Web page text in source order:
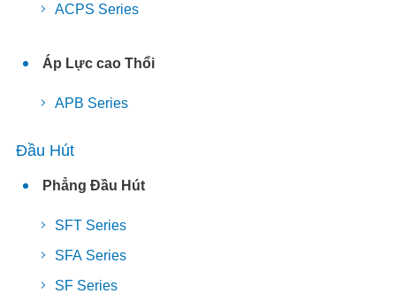
ACPS Series
Áp Lực cao Thổi
APB Series
Đầu Hút
Phẳng Đầu Hút
SFT Series
SFA Series
SF Series